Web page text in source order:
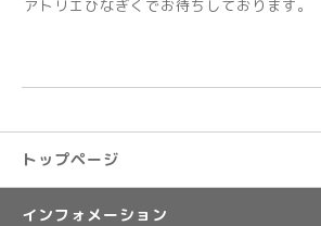
アトリエひなぎくでお待ちしております。
トップページ
インフォメーション